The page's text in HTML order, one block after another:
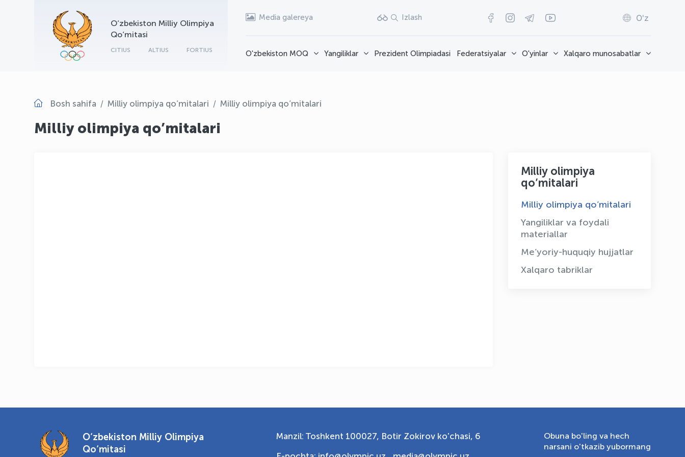
O‘zbekiston Milliy Olimpiya
Qo‘mitasi
CITIUS ALTIUS FORTIUS
Media galereya Izlash O'z
O'zbekiston MOQ Yangiliklar Prezident Olimpiadasi Federatsiyalar O'yinlar Xalqaro munosabatlar
Bosh sahifa Milliy olimpiya qo’mitalari Milliy olimpiya qo’mitalari
Milliy olimpiya qo’mitalari
Milliy olimpiya
qo’mitalari
Milliy olimpiya qo’mitalari
Yangiliklar va foydali
materiallar
Me’yoriy-huquqiy hujjatlar
Xalqaro tabriklar
O‘zbekiston Milliy Olimpiya
Qo‘mitasi
Manzil: Toshkent 100027, Botir Zokirov ko'chasi, 6
Obuna bo'ling va hech
narsani o'tkazib yubormang
OLYMPCHIK AI - yordamchi
Onlayn · olympic.uz